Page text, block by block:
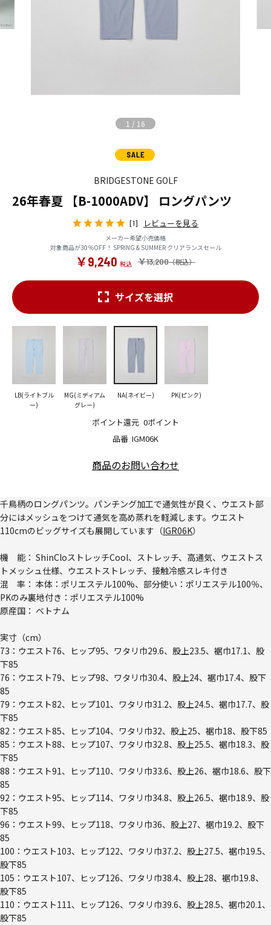
1 / 16
BRIDGESTONE GOLF
26年春夏 【B-1000ADV】 ロングパンツ
[1] レビューを見る
メーカー希望小売価格
対象商品が30％OFF！ SPRING & SUMMER クリアランスセール
￥13,200
￥9,240
品番 IGM06K
ポイント還元 0ポイント
サイズを選択
LB(ライトブル
ー)
MG(ミディアム
グレー)
NA(ネイビー) PK(ピンク)
商品のお問い合わせ
千鳥柄のロングパンツ。パンチング加工で通気性が良く、ウエスト部
分にはメッシュをつけて通気を高め蒸れを軽減します。ウエスト
110cmのビッグサイズも展開しています（IGR06K）
機 能： ShinCloストレッチCool、ストレッチ、高通気、ウエストス
トメッシュ仕様、ウエストストレッチ、接触冷感スレキ付き
混 率： 本体：ポリエステル100%、部分使い：ポリエステル100％、
PKのみ裏地付き：ポリエステル100%
原産国： ベトナム
実寸（cm）
73：ウエスト76、ヒップ95、ワタリ巾29.6、股上23.5、裾巾17.1、股
下85
76：ウエスト79、ヒップ98、ワタリ巾30.4、股上24、裾巾17.4、股下
85
79：ウエスト82、ヒップ101、ワタリ巾31.2、股上24.5、裾巾17.7、股
下85
82：ウエスト85、ヒップ104、ワタリ巾32、股上25、裾巾18、股下85
85：ウエスト88、ヒップ107、ワタリ巾32.8、股上25.5、裾巾18.3、股
下85
88：ウエスト91、ヒップ110、ワタリ巾33.6、股上26、裾巾18.6、股下
85
92：ウエスト95、ヒップ114、ワタリ巾34.8、股上26.5、裾巾18.9、股
下85
96：ウエスト99、ヒップ118、ワタリ巾36、股上27、裾巾19.2、股下
85
100：ウエスト103、ヒップ122、ワタリ巾37.2、股上27.5、裾巾19.5、
股下85
105：ウエスト107、ヒップ126、ワタリ巾38.4、股上28、裾巾19.8、
股下85
110：ウエスト111、ヒップ126、ワタリ巾39.6、股上28.5、裾巾20.1、
股下85